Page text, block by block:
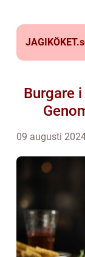
JAGIKÖKET.
Burgare
09 augusti